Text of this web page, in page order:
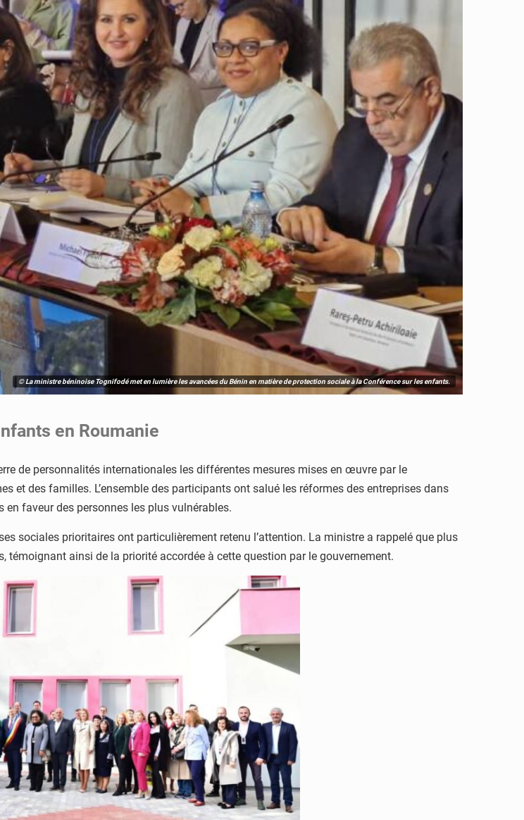
© La ministre béninoise Tognifodé met en lumière les avancées du Bénin en matière de protection sociale à la Conférence sur les enfants.
en Roumanie
de personnalités internationales les différentes mesures mises en œuvre par le
et des familles. L’ensemble des participants ont salué les réformes des entreprises dans
faveur des personnes les plus vulnérables.
sociales prioritaires ont particulièrement retenu l’attention. La ministre a rappelé que plus
témoignant ainsi de la priorité accordée à cette question par le gouvernement.